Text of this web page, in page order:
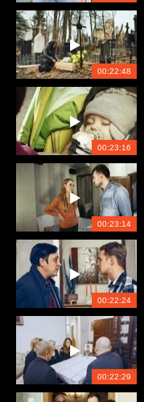
00:22:48
00:23:16
00:23:14
00:22:24
00:22:29